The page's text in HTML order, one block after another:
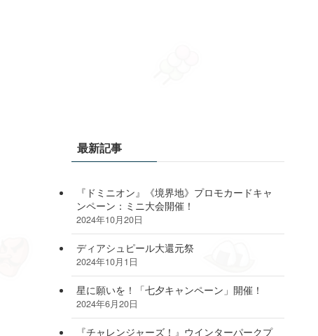
最新記事
『ドミニオン』《境界地》プロモカードキャ
ンペーン：ミニ大会開催！
2024年10月20日
ディアシュピール大還元祭
2024年10月1日
星に願いを！「七夕キャンペーン」開催！
2024年6月20日
『チャレンジャーズ！』ウインターパークプ